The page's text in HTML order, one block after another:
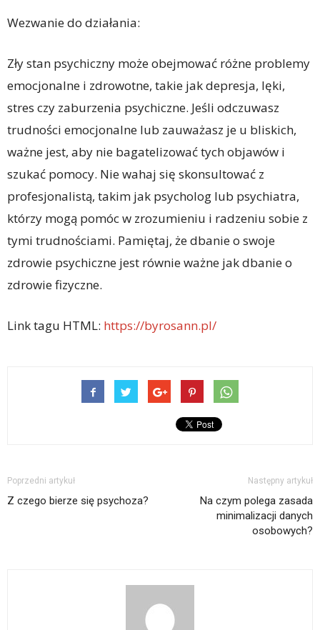
Wezwanie do działania:
Zły stan psychiczny może obejmować różne problemy
emocjonalne i zdrowotne, takie jak depresja, lęki,
stres czy zaburzenia psychiczne. Jeśli odczuwasz
trudności emocjonalne lub zauważasz je u bliskich,
ważne jest, aby nie bagatelizować tych objawów i
szukać pomocy. Nie wahaj się skonsultować z
profesjonalistą, takim jak psycholog lub psychiatra,
którzy mogą pomóc w zrozumieniu i radzeniu sobie z
tymi trudnościami. Pamiętaj, że dbanie o swoje
zdrowie psychiczne jest równie ważne jak dbanie o
zdrowie fizyczne.
Link tagu HTML: https://byrosann.pl/
Poprzedni artykuł
Z czego bierze się psychoza?
Następny artykuł
Na czym polega zasada
minimalizacji danych
osobowych?